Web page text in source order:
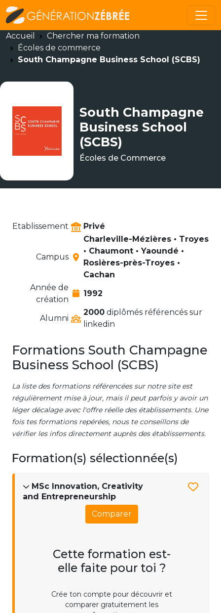
Accueil
Chercher ma formation
Écoles de commerce
South Champagne Business School (SCBS)
South Champagne
Business School
(SCBS)
Écoles de Commerce
Etablissement Privé
Campus
Charleville-Mézières • Troyes
• Chaumont • Yaoundé •
Rosières-près-Troyes •
Cachan
Année de
création
1992
Alumni
2000 diplômés référencés sur
linkedin
Formations South Champagne
Business School (SCBS)
La liste des formations référencées sur notre site est
régulièrement mise à jour, mais il peut parfois y avoir un
léger décalage avec l'offre réelle des établissements. Une
fois tes formations repérées, nous te conseillons de
vérifier les infos directement auprès des établissements.
Formation(s) sélectionnée(s)
MSc Innovation, Creativity
and Entrepreneurship
Comparer
Cette formation est-
elle faite pour toi ?
Crée ton compte pour découvrir et
comparer gratuitement les